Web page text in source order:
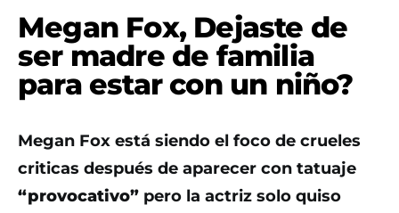
Megan Fox, Dejaste de
ser madre de familia
para estar con un niño?
Megan Fox está siendo el foco de crueles
criticas después de aparecer con tatuaje
“provocativo” pero la actriz solo quiso